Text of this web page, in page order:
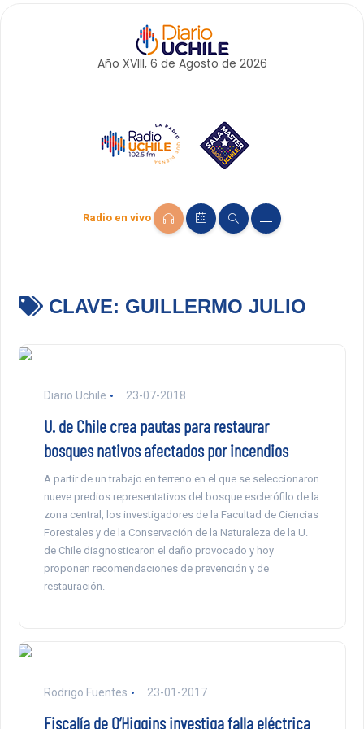
Año XVIII, 6 de Agosto de 2026
Radio en vivo
CLAVE: GUILLERMO JULIO
Diario Uchile 23-07-2018
U. de Chile crea pautas para restaurar
bosques nativos afectados por incendios
A partir de un trabajo en terreno en el que se seleccionaron
nueve predios representativos del bosque esclerófilo de la
zona central, los investigadores de la Facultad de Ciencias
Forestales y de la Conservación de la Naturaleza de la U.
de Chile diagnosticaron el daño provocado y hoy
proponen recomendaciones de prevención y de
restauración.
Rodrigo Fuentes 23-01-2017
Fiscalía de O’Higgins investiga falla eléctrica